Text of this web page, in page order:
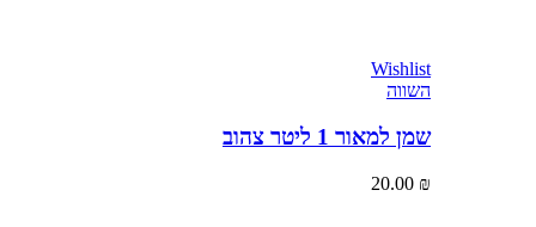
Wishlist
שמן למאור 1 ליטר צהוב
20.00